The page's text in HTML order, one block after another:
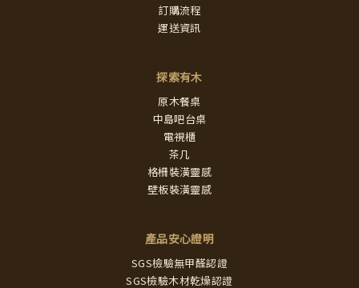
訂購流程
運送資訊
探索有木
原木餐桌
中島吧台桌
電視櫃
茶几
格柵裝潢靈感
壁板裝潢靈感
產品安心證明
SGS檢驗無甲醛認證
SGS檢驗木材乾燥認證